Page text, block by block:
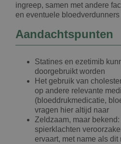
ingreep, samen met andere
en eventuele bloedverdunners
Aandachtspunten
Statines en ezetimib
doorgebruikt worden
Het gebruik van
op andere relevante
(bloeddrukmedicatie,
vragen hier altijd naar
Zeldzaam, maar
spierklachten
ervaart, met name als